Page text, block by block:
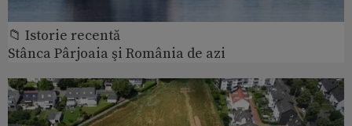
📁 Istorie recentă
Stânca Pârjoaia şi România de azi